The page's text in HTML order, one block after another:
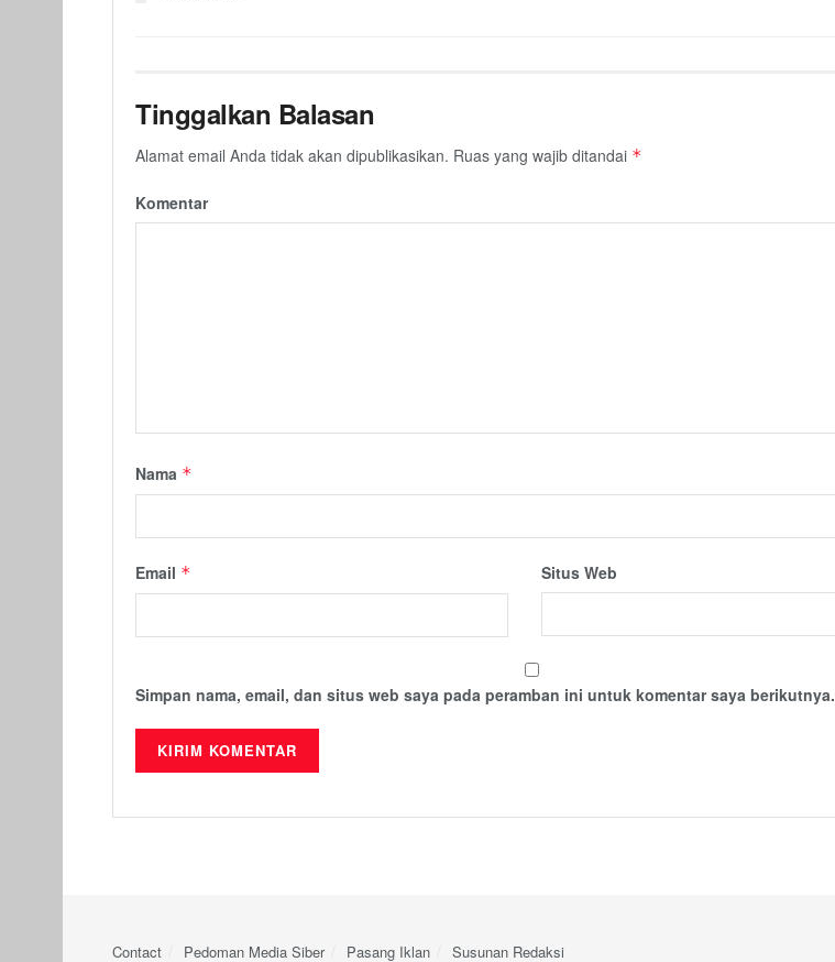
Tinggalkan Balasan
Alamat email Anda tidak akan dipublikasikan. Ruas yang wajib ditandai *
Komentar
Nama *
Email * Situs Web
Simpan nama, email, dan situs web saya pada peramban ini untuk komentar saya berikutnya.
Contact Pedoman Media Siber Pasang Iklan Susunan Redaksi